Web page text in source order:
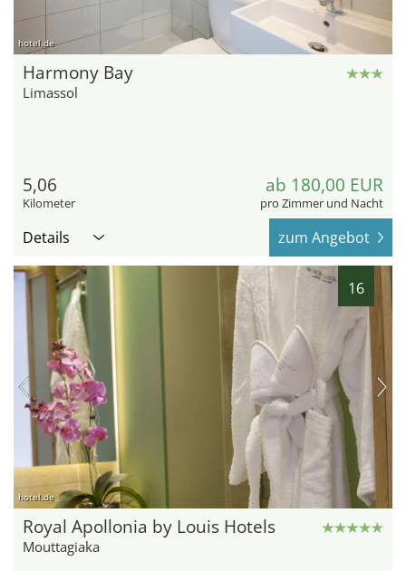
hotel.de
Harmony Bay
Limassol
5,06
Kilometer
ab 180,00 EUR
pro Zimmer und Nacht
Details zum Angebot
16
hotel.de
Royal Apollonia by Louis Hotels
Mouttagiaka